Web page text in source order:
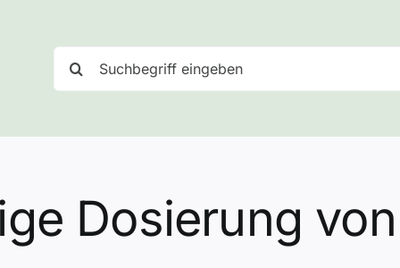
nach:
Dosierung